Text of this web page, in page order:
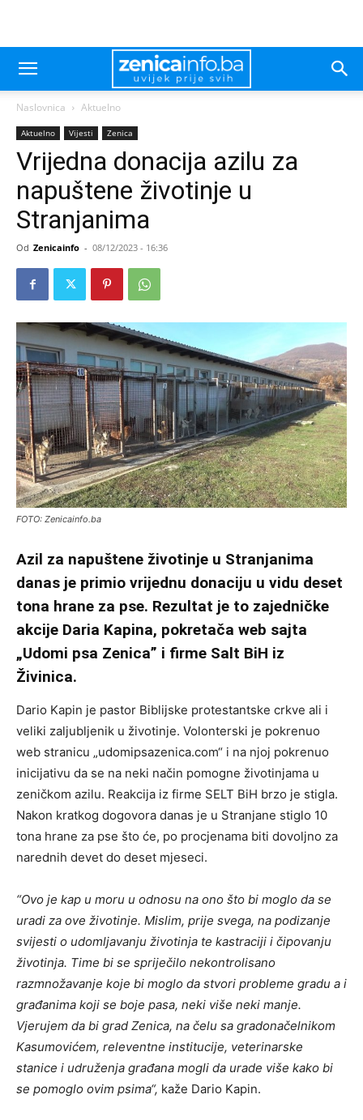
Naslovnica Aktuelno
Aktuelno Vijesti Zenica
Vrijedna donacija azilu za
napuštene životinje u
Stranjanima
Od Zenicainfo - 08/12/2023 - 16:36
FOTO: Zenicainfo.ba
Azil za napuštene životinje u Stranjanima
danas je primio vrijednu donaciju u vidu deset
tona hrane za pse. Rezultat je to zajedničke
akcije Daria Kapina, pokretača web sajta
„Udomi psa Zenica” i firme Salt BiH iz
Živinica.
Dario Kapin je pastor Biblijske protestantske crkve ali i
veliki zaljubljenik u životinje. Volonterski je pokrenuo
web stranicu „udomipsazenica.com“ i na njoj pokrenuo
inicijativu da se na neki način pomogne životinjama u
zeničkom azilu. Reakcija iz firme SELT BiH brzo je stigla.
Nakon kratkog dogovora danas je u Stranjane stiglo 10
tona hrane za pse što će, po procjenama biti dovoljno za
narednih devet do deset mjeseci.
“Ovo je kap u moru u odnosu na ono što bi moglo da se
uradi za ove životinje. Mislim, prije svega, na podizanje
svijesti o udomljavanju životinja te kastraciji i čipovanju
životinja. Time bi se spriječilo nekontrolisano
razmnožavanje koje bi moglo da stvori probleme gradu a i
građanima koji se boje pasa, neki više neki manje.
Vjerujem da bi grad Zenica, na čelu sa gradonačelnikom
Kasumovićem, releventne institucije, veterinarske
stanice i udruženja građana mogli da urade više kako bi
se pomoglo ovim psima“, kaže Dario Kapin.